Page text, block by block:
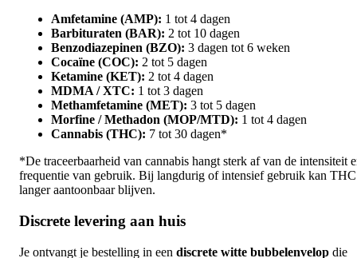
Amfetamine (AMP): 1 tot 4 dagen
Barbituraten (BAR): 2 tot 10 dagen
Benzodiazepinen (BZO): 3 dagen tot 6 weken
Cocaïne (COC): 2 tot 5 dagen
Ketamine (KET): 2 tot 4 dagen
MDMA / XTC: 1 tot 3 dagen
Methamfetamine (MET): 3 tot 5 dagen
Morfine / Methadon (MOP/MTD): 1 tot 4 dagen
Cannabis (THC): 7 tot 30 dagen*
*De traceerbaarheid van cannabis hangt sterk af van de intensiteit
frequentie van gebruik. Bij langdurig of intensief gebruik kan THC
langer aantoonbaar blijven.
Discrete levering aan huis
Je ontvangt je bestelling in een discrete witte bubbelenvelop die